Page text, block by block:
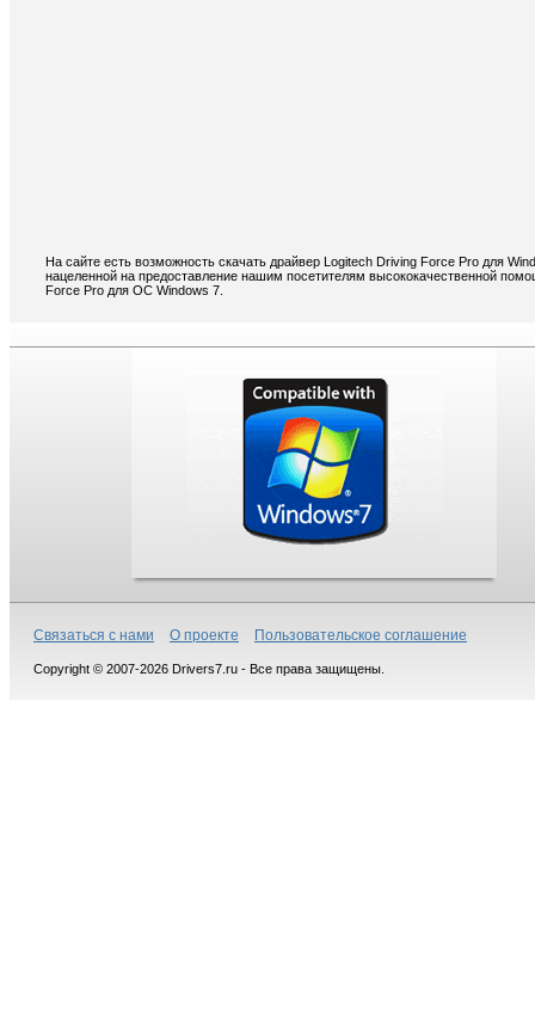
На сайте есть возможность скачать драйвер Logitech Driving Force Pro для
нацеленной на предоставление нашим посетителям высококачественной
Force Pro для ОС Windows 7.
Связаться с нами О проекте Пользовательское соглашение
Copyright © 2007-2026 Drivers7.ru - Все права защищены.